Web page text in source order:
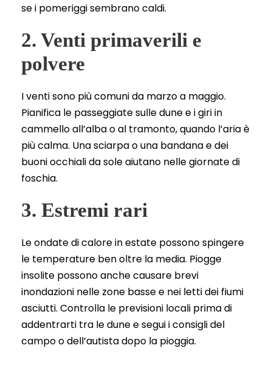
se i pomeriggi sembrano caldi.
2. Venti primaverili e
polvere
I venti sono più comuni da marzo a maggio.
Pianifica le passeggiate sulle dune e i giri in
cammello all’alba o al tramonto, quando l’aria è
più calma. Una sciarpa o una bandana e dei
buoni occhiali da sole aiutano nelle giornate di
foschia.
3. Estremi rari
Le ondate di calore in estate possono spingere
le temperature ben oltre la media. Piogge
insolite possono anche causare brevi
inondazioni nelle zone basse e nei letti dei fiumi
asciutti. Controlla le previsioni locali prima di
addentrarti tra le dune e segui i consigli del
campo o dell’autista dopo la pioggia.